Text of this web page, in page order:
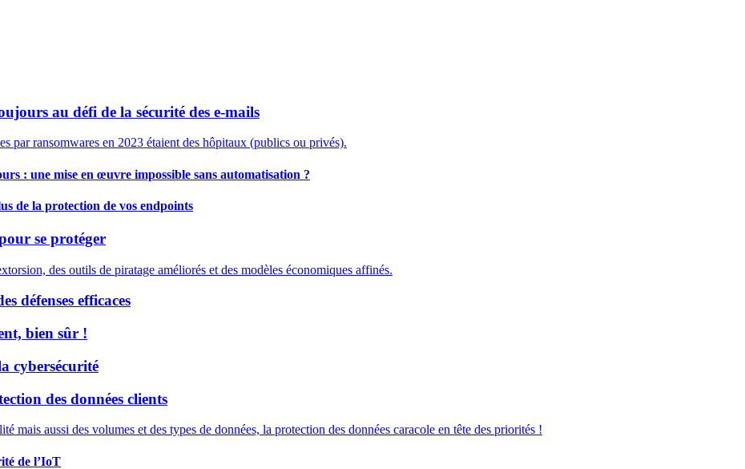
au défi de la sécurité des e-mails
par ransomwares en 2023 étaient des hôpitaux (publics ou privés).
: une mise en œuvre impossible sans automatisation ?
de la protection de vos endpoints
se protéger
des outils de piratage améliorés et des modèles économiques affinés.
défenses efficaces
bien sûr !
cybersécurité
des données clients
mais aussi des volumes et des types de données, la protection des données caracole en tête des priorités !
de l’IoT